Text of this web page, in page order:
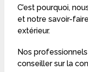
C’est pourquoi,
et notre savoir-
extérieur.
Nos
conseiller sur la